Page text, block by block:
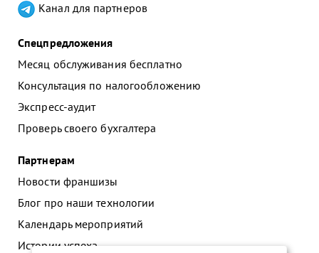
Канал для партнеров
Спецпредложения
Месяц обслуживания бесплатно
Консультация по налогообложению
Экспресс-аудит
Проверь своего бухгалтера
Партнерам
Новости франшизы
Блог про наши технологии
Календарь мероприятий
Истории успеха